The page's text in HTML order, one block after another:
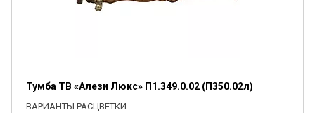
Тумба ТВ «Алези Люкс» П1.349.0.02 (П350.02л)
ВАРИАНТЫ РАСЦВЕТКИ